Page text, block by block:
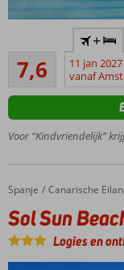
Familiehotel
pool
voor
de
Strand op
Ruime
kamers
voor jong én
oud
7,6
Goed
25
beoordelingen
+
11 jan
vanaf
Voor “Kindvriendelijk”
Home
Spanje Canarische
Sol Sun Beach
Sol Sun
Logies en